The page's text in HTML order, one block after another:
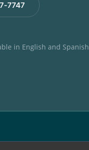
7747
in English and Spanish